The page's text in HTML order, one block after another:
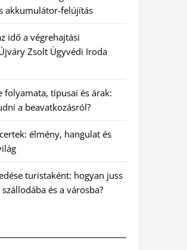
akkumulátor-felújítás
idő a végrehajtási
Zsolt Ügyvédi Iroda
folyamata, típusai és árak:
a beavatkozásról?
élmény, hangulat és
turistaként: hogyan juss
és a városba?